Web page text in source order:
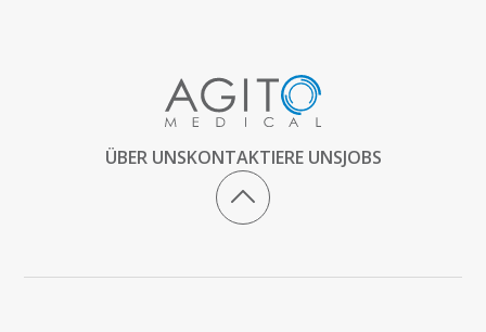
ÜBER UNSKONTAKTIERE UNSJOBS